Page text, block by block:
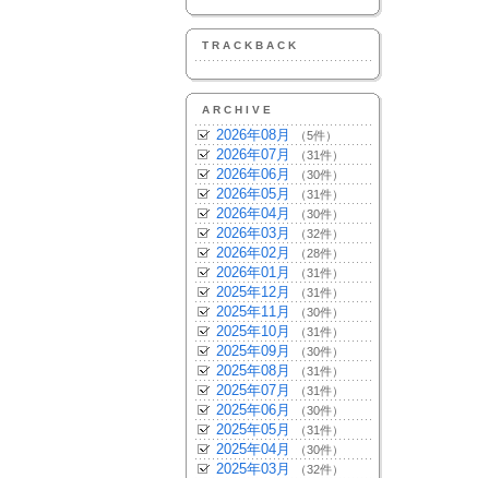
TRACKBACK
ARCHIVE
2026年08月 （5件）
2026年07月 （31件）
2026年06月 （30件）
2026年05月 （31件）
2026年04月 （30件）
2026年03月 （32件）
2026年02月 （28件）
2026年01月 （31件）
2025年12月 （31件）
2025年11月 （30件）
2025年10月 （31件）
2025年09月 （30件）
2025年08月 （31件）
2025年07月 （31件）
2025年06月 （30件）
2025年05月 （31件）
2025年04月 （30件）
2025年03月 （32件）